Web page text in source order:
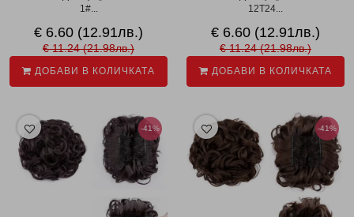
1#...
€ 6.60 (12.91лв.)
€ 11.24 (21.98лв.)
ДОБАВИ В КОЛИЧКАТА
12T24...
€ 6.60 (12.91лв.)
€ 11.24 (21.98лв.)
ДОБАВИ В КОЛИЧКАТА
-41% -41%